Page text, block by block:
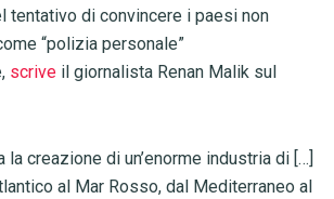
tentativo di convincere i paesi non
“polizia personale”
scriveil giornalista Renan Malik sul
la creazione di un’enorme industria di […]
al Mar Rosso, dal Mediterraneo al